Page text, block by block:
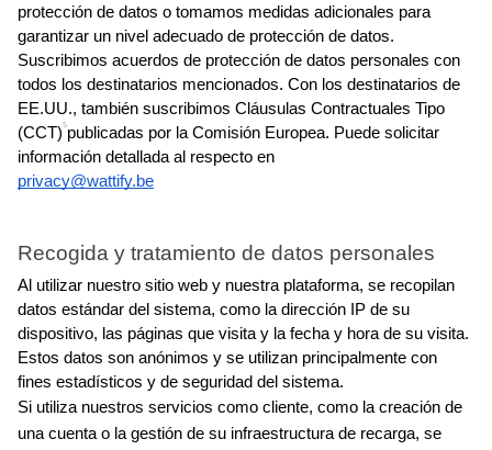
protección de datos o tomamos medidas adicionales para
garantizar un nivel adecuado de protección de datos.
Suscribimos acuerdos de protección de datos personales con
todos los destinatarios mencionados. Con los destinatarios de
EE.UU., también suscribimos Cláusulas Contractuales Tipo
(CCT)5publicadas por la Comisión Europea. Puede solicitar
información detallada al respecto en
privacy@wattify.be
Recogida y tratamiento de datos personales
Al utilizar nuestro sitio web y nuestra plataforma, se recopilan
datos estándar del sistema, como la dirección IP de su
dispositivo, las páginas que visita y la fecha y hora de su visita.
Estos datos son anónimos y se utilizan principalmente con
fines estadísticos y de seguridad del sistema.
Si utiliza nuestros servicios como cliente, como la creación de
una cuenta o la gestión de su infraestructura de recarga, se